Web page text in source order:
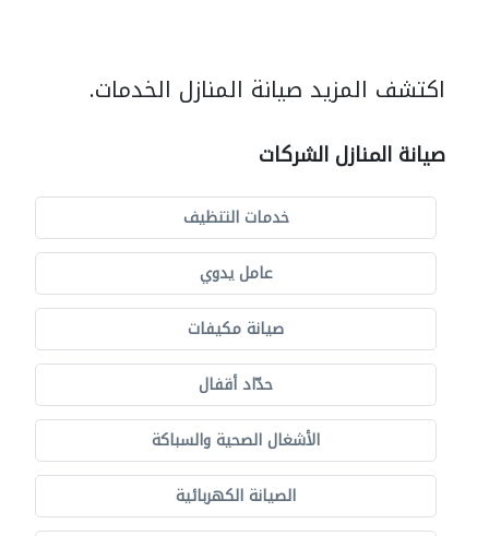
اكتشف المزيد صيانة المنازل الخدمات.
صيانة المنازل الشركات
خدمات التنظيف
عامل يدوي
صيانة مكيفات
حدّاد أقفال
الأشغال الصحية والسباكة
الصيانة الكهربائية